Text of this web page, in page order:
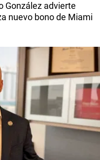
González advierte
nuevo bono de Miami